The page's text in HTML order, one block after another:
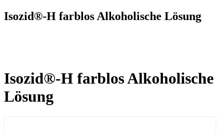
Isozid®-H farblos Alkoholische Lösung
Isozid®-H farblos Alkoholische
Lösung